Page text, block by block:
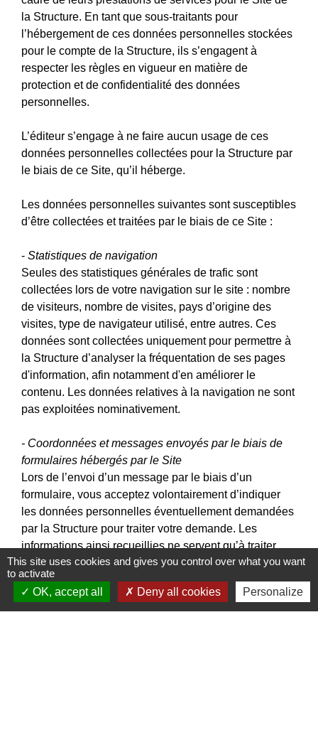
la Structure. En tant que sous-traitants pour
l’hébergement de ces données personnelles stockées
pour le compte de la Structure, ils s’engagent à
respecter les règles en vigueur en matière de
protection et de confidentialité des données
personnelles.
L’éditeur s’engage à ne faire aucun usage de ces
données personnelles collectées pour la Structure par
le biais de ce Site, qu’il héberge.
Les données personnelles suivantes sont susceptibles
d’être collectées et traitées par le biais de ce Site :
- Statistiques de navigation
Seules des statistiques générales de trafic sont
collectées lors de votre navigation sur le site : nombre
de visiteurs, nombre de visites, pays d’origine des
visites, type de navigateur utilisé, entre autres. Ces
données sont collectées uniquement pour permettre à
la Structure d’analyser la fréquentation de ses pages
d'information, afin notamment d'en améliorer le
contenu. Les données relatives à la navigation ne sont
pas exploitées nominativement.
- Coordonnées et messages envoyés par le biais de
formulaires hébergés par le Site
Lors de l’envoi d’un message par le biais d’un
formulaire, vous acceptez volontairement d’indiquer
les données personnelles éventuellement demandées
par la Structure pour traiter votre demande. Les
informations ainsi recueillies ne servent qu’à traiter
votre demande. Ces informations collectées ne feront
l’objet d’aucune cession à des tiers ni d’aucun autre
traitement de la part de la Structure.
This site uses cookies and gives you control over what you want
to activate
OK, accept all
Deny all cookies Personalize